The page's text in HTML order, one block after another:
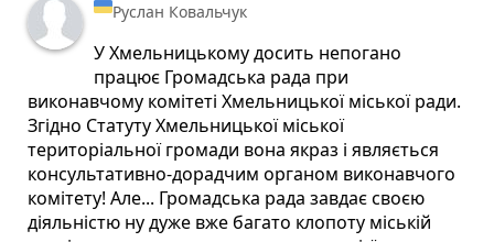
Руслан Ковальчук
У Хмельницькому досить непогано
працює Громадська рада при
виконавчому комітеті Хмельницької міської ради.
Згідно Статуту Хмельницької міської
територіальної громади вона якраз і являється
консультативно-дорадчим органом виконавчого
комітету! Але... Громадська рада завдає своєю
діяльністю ну дуже вже багато клопоту міській